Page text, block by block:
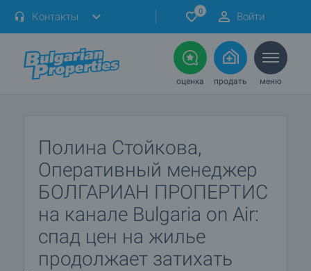
Контакты 0 Войти
оценка продать меню
Полина Стойкова,
Оперативный менеджер
БОЛГАРИАН ПРОПЕРТИС
на канале Bulgaria on Air:
спад цен на жилье
продолжает затихать